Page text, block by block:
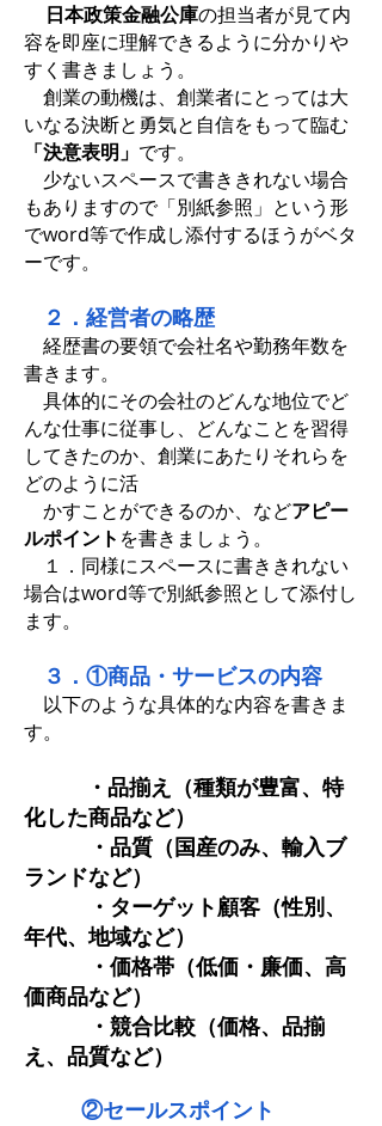
日本政策金融公庫の担当者が見て内
容を即座に理解できるように分かりや
すく書きましょう。
創業の動機は、創業者にとっては大
いなる決断と勇気と自信をもって臨む
「決意表明」 です。
少ないスペースで書ききれない場合
もありますので「別紙参照」という形
でword等で作成し添付するほうがベタ
ーです。
２．経営者の略歴
経歴書の要領で会社名や勤務年数を
書きます。
具体的にその会社のどんな地位でど
んな仕事に従事し、どんなことを習得
してきたのか、創業にあたりそれらを
どのように活
かすことができるのか、などアピー
ルポイント を書きましょう。
１．同様にスペースに書ききれない
場合はword等で別紙参照として添付し
ます。
３．①商品・サービスの内容
以下のような具体的な内容を書きま
す。
・品揃え（種類が豊富、特
化した商品など）
・品質（国産のみ、輸入ブ
ランドなど）
・ターゲット顧客（性別、
年代、地域など）
・価格帯（低価・廉価、高
価商品など）
・競合比較（価格、品揃
え、品質など）
②セールスポイント